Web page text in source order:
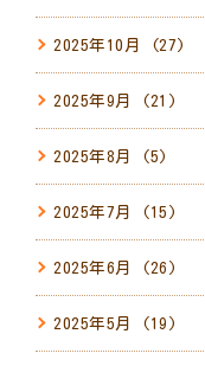
2025年10月 (27)
2025年9月 (21)
2025年8月 (5)
2025年7月 (15)
2025年6月 (26)
2025年5月 (19)